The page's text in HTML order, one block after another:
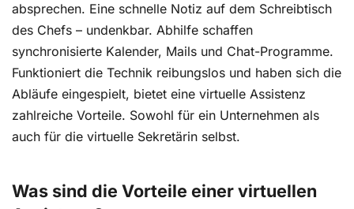
absprechen. Eine schnelle Notiz auf dem Schreibtisch
des Chefs – undenkbar. Abhilfe schaffen
synchronisierte Kalender, Mails und Chat-Programme.
Funktioniert die Technik reibungslos und haben sich die
Abläufe eingespielt, bietet eine virtuelle Assistenz
zahlreiche Vorteile. Sowohl für ein Unternehmen als
auch für die virtuelle Sekretärin selbst.
Was sind die Vorteile einer virtuellen